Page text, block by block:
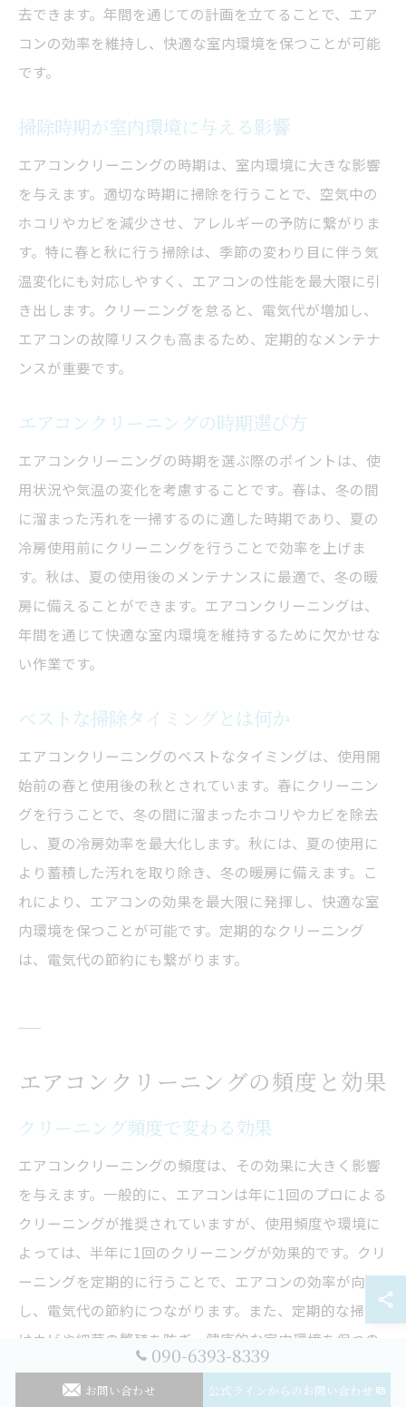
去できます。年間を通じての計画を立てることで、エア
コンの効率を維持し、快適な室内環境を保つことが可能
です。
掃除時期が室内環境に与える影響
エアコンクリーニングの時期は、室内環境に大きな影響
を与えます。適切な時期に掃除を行うことで、空気中の
ホコリやカビを減少させ、アレルギーの予防に繋がりま
す。特に春と秋に行う掃除は、季節の変わり目に伴う気
温変化にも対応しやすく、エアコンの性能を最大限に引
き出します。クリーニングを怠ると、電気代が増加し、
エアコンの故障リスクも高まるため、定期的なメンテナ
ンスが重要です。
エアコンクリーニングの時期選び方
エアコンクリーニングの時期を選ぶ際のポイントは、使
用状況や気温の変化を考慮することです。春は、冬の間
に溜まった汚れを一掃するのに適した時期であり、夏の
冷房使用前にクリーニングを行うことで効率を上げま
す。秋は、夏の使用後のメンテナンスに最適で、冬の暖
房に備えることができます。エアコンクリーニングは、
年間を通じて快適な室内環境を維持するために欠かせな
い作業です。
ベストな掃除タイミングとは何か
エアコンクリーニングのベストなタイミングは、使用開
始前の春と使用後の秋とされています。春にクリーニン
グを行うことで、冬の間に溜まったホコリやカビを除去
し、夏の冷房効率を最大化します。秋には、夏の使用に
より蓄積した汚れを取り除き、冬の暖房に備えます。こ
れにより、エアコンの効果を最大限に発揮し、快適な室
内環境を保つことが可能です。定期的なクリーニング
は、電気代の節約にも繋がります。
エアコンクリーニングの頻度と効果
クリーニング頻度で変わる効果
エアコンクリーニングの頻度は、その効果に大きく影響
を与えます。一般的に、エアコンは年に1回のプロによる
クリーニングが推奨されていますが、使用頻度や環境に
よっては、半年に1回のクリーニングが効果的です。クリ
ーニングを定期的に行うことで、エアコンの効率が向上
し、電気代の節約につながります。また、定期的な掃除
はカビや細菌の繁殖を防ぎ、健康的な室内環境を保つの
にも役立ちます。エアコンの性能を最大限に引き出すた
めには、適切な頻度でのクリーニングが不可欠です。
090-6393-8339
お問い合わせ 公式ラインからのお問い合わせ